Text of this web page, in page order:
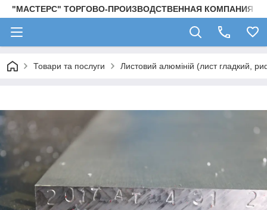
"МАСТЕРС" ТОРГОВО-ПРОИЗВОДСТВЕННАЯ КОМПАНИЯ
Товари та послуги Листовий алюміній (лист гладкий,